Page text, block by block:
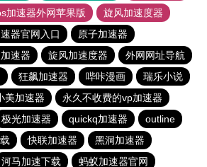
加速器外网苹果版
旋风加速度器
器官网入口
原子加速器
速器 旋风加速度器
外网网址导航
狂飙加速器 哔咔漫画
瑞乐小说
美加速器
永久不收费的vp加速器
极光加速器 quickq加速器
outline
快联加速器
黑洞加速器
河马加速下载 蚂蚁加速器官网